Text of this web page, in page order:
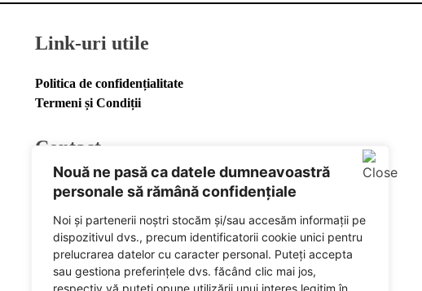
Nouă ne pasă ca datele dumneavoastră
personale să rămână confidențiale
Noi și partenerii noștri stocăm și/sau accesăm informații pe
dispozitivul dvs., precum identificatorii cookie unici pentru
prelucrarea datelor cu caracter personal. Puteți accepta
sau gestiona preferințele dvs. făcând clic mai jos,
respectiv vă puteți opune utilizării unui interes legitim în
Link-uri utile
Politica de confidențialitate
Termeni și Condiții
Contact
E-mail
Spotify
Powered by